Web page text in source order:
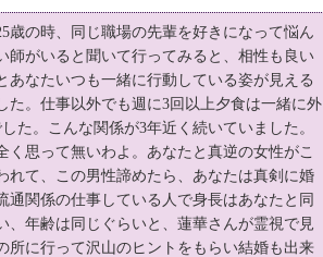
歳の時、同じ職場の先輩を好きになって悩ん
師がいると聞いて行ってみると、相性も良い
あなたいつも一緒に行動している姿が見える
た。仕事以外でも週に3回以上夕食は一緒に外
た。こんな関係が3年近く続いていました。
思って無いわよ。あなたと真逆の女性がこ
れて、この男性諦めたら、あなたは真剣に婚
関係の仕事している人で身長はあなたと同
、年齢は同じぐらいと、蓮華さんが霊視で見
所に行って沢山のヒントをもらい結婚も出来